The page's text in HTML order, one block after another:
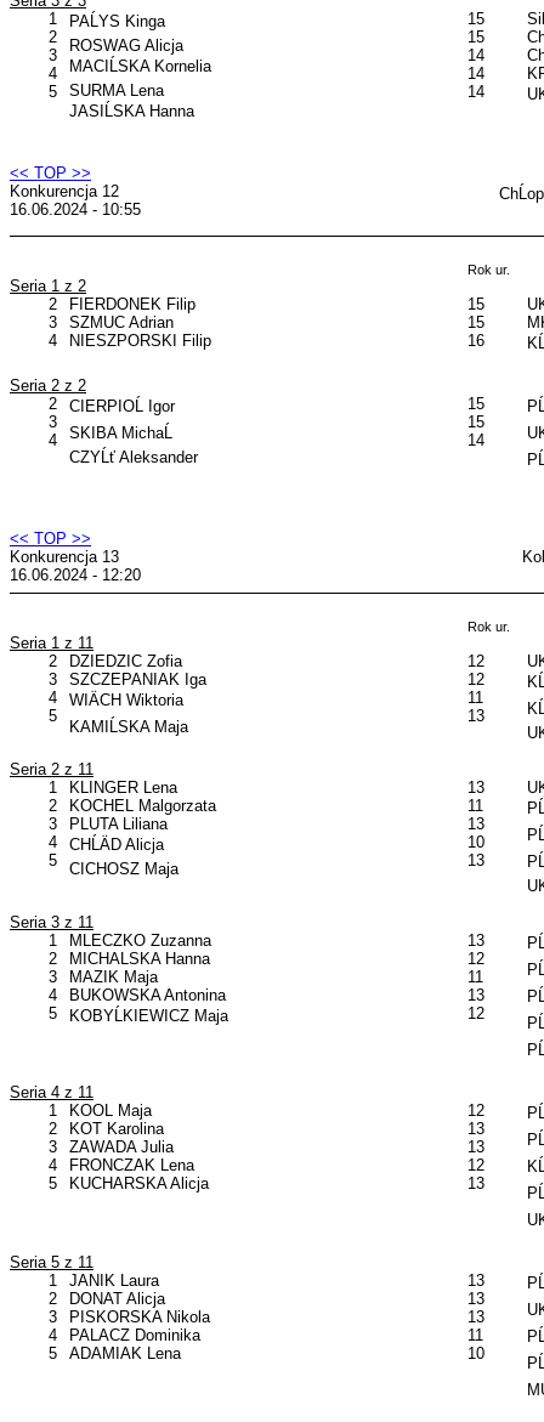
1
2
3
4
5
PAĹYS Kinga
ROSWAG Alicja
MACIĹSKA Kornelia
SURMA Lena
JASIĹSKA Hanna
15
15
14
14
14
<< TOP >>
Konkurencja 12
16.06.2024 - 10:55
Rok ur.
Seria 1 z 2
2
3
4
FIERDONEK Filip
SZMUC Adrian
NIESZPORSKI Filip
15
15
16
Seria 2 z 2
2
3
4
CIERPIOĹ Igor
SKIBA MichaĹ
CZYĹť Aleksander
15
15
14
<< TOP >>
Konkurencja 13
16.06.2024 - 12:20
Rok ur.
Seria 1 z 11
2
3
4
5
DZIEDZIC Zofia
SZCZEPANIAK Iga
WIÄCH Wiktoria
KAMIĹSKA Maja
12
12
11
13
Seria 2 z 11
1
2
3
4
5
KLINGER Lena
KOCHEL Malgorzata
PLUTA Liliana
CHĹÄD Alicja
CICHOSZ Maja
13
11
13
10
13
Seria 3 z 11
1
2
3
4
5
MLECZKO Zuzanna
MICHALSKA Hanna
MAZIK Maja
BUKOWSKA Antonina
KOBYĹKIEWICZ Maja
13
12
11
13
12
Seria 4 z 11
1
2
3
4
5
KOOL Maja
KOT Karolina
ZAWADA Julia
FRONCZAK Lena
KUCHARSKA Alicja
12
13
13
12
13
Seria 5 z 11
1
2
3
4
5
JANIK Laura
DONAT Alicja
PISKORSKA Nikola
PALACZ Dominika
ADAMIAK Lena
13
13
13
11
10